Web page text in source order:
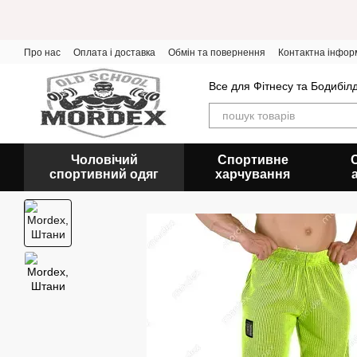
Про нас Оплата і доставка Обмін та повернення Контактна
Все для Фітнесу та
Чоловічий
спортивний одяг
Спортивне
харчування